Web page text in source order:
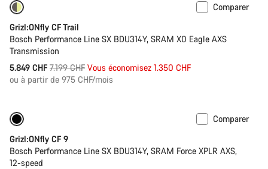
Comparer
Grizl:ONfly CF Trail
Bosch Performance Line SX BDU314Y, SRAM X0 Eagle AXS
Transmission
5.849 CHF Prix
7.199 CHF Vous économisez 1.350 CHF
ou à partir de 975 CHF/mois
Comparer
Grizl:ONfly CF 9
Bosch Performance Line SX BDU314Y, SRAM Force XPLR AXS,
12-speed